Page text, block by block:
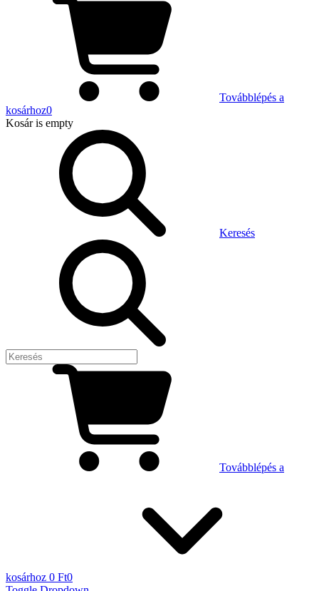
Továbblépés a
kosárhoz0
Kosáris empty
Keresés
Továbblépés a
kosárhoz 0 Ft0